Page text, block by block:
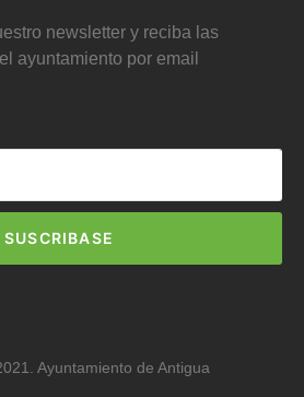
newsletter y reciba las
ayuntamiento por email
SUSCRIBASE
Ayuntamiento de Antigua